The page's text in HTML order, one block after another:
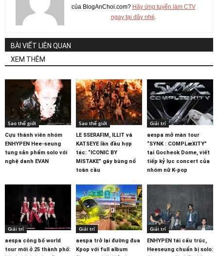
của BlogAnChoi.com? Hãy ứng tuyển làm CTV
ngay tại đây nhé
BÀI VIẾT LIÊN QUAN
XEM THÊM
Sao thế giới
Cựu thành viên nhóm
ENHYPEN Hee-seung
tung sản phẩm solo với
nghệ danh EVAN
Sao thế giới
LE SSERAFIM, ILLIT và
KATSEYE lần đầu hợp
tác: “ICONIC BY
MISTAKE” gây bùng nổ
toàn cầu
Giải trí
aespa mở màn tour
“SYNK : COMPLæXITY”
tại Gocheok Dome, viết
tiếp kỷ lục concert của
nhóm nữ K-pop
Giải trí
aespa công bố world
tour mới ở 25 thành phố:
Giải trí
aespa trở lại đường đua
Kpop với full album
Giải trí
ENHYPEN tái cấu trúc,
Heeseung chuẩn bị solo: